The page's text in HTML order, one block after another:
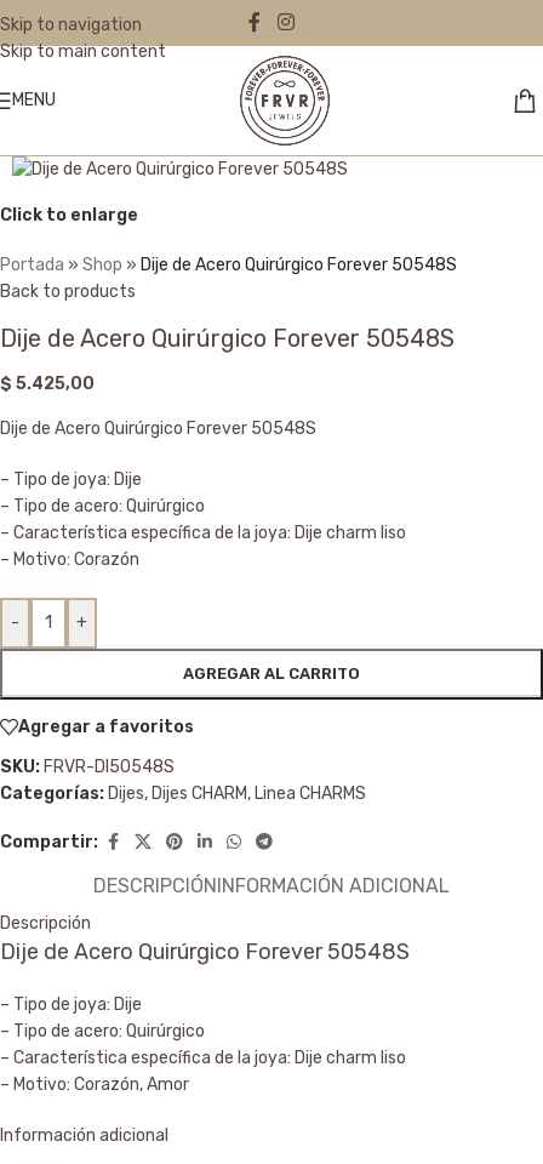
Skip to navigation
Skip to main content
MENU
Click to enlarge
Portada » Shop » Dije de Acero Quirúrgico Forever 50548S
Back to products
Dije de Acero Quirúrgico Forever 50548S
$ 5.425,00
Dije de Acero Quirúrgico Forever 50548S
– Tipo de joya: Dije
– Tipo de acero: Quirúrgico
– Característica específica de la joya: Dije charm liso
– Motivo: Corazón
- +
AGREGAR AL CARRITO
Agregar a favoritos
SKU: FRVR-DI50548S
Categorías: Dijes, Dijes CHARM, Linea CHARMS
Compartir:
DESCRIPCIÓNINFORMACIÓN ADICIONAL
Descripción
Dije de Acero Quirúrgico Forever 50548S
– Tipo de joya: Dije
– Tipo de acero: Quirúrgico
– Característica específica de la joya: Dije charm liso
– Motivo: Corazón, Amor
Información adicional